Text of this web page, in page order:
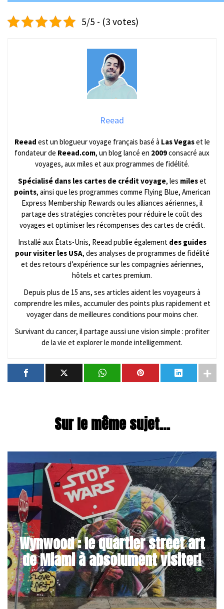
5/5 - (3 votes)
Reead
Reead est un blogueur voyage français basé à Las Vegaset le
fondateur de Reead.com, un blog lancé en 2009consacré aux
voyages, aux miles et aux programmes de fidélité.
Spécialisé dans les cartes de crédit voyage, les mileset
points, ainsi que les programmes comme Flying Blue, American
Express Membership Rewards ou les alliances aériennes, il
partage des stratégies concrètes pour réduire le coût des
voyages et optimiser les récompenses des cartes de crédit.
Installé aux États-Unis, Reead publie également des guides
pour visiter les USA, des analyses de programmes de fidélité
et des retours d’expérience sur les compagnies aériennes,
hôtels et cartes premium.
Depuis plus de 15 ans, ses articles aident les voyageurs à
comprendre les miles, accumuler des points plus rapidement et
voyager dans de meilleures conditions pour moins cher.
Survivant du cancer, il partage aussi une vision simple : profiter
de la vie et explorer le monde intelligemment.
Sur le même sujet...
Wynwood : le quartier street art
de Miami à absolument visiter!